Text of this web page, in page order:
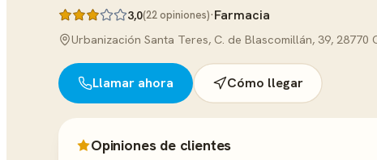
3,0(22 opiniones)·Farmacia
Urbanización Santa Teres, C. de Blascomillán, 39, 28770
Llamar ahora Cómo llegar
Opiniones de clientes